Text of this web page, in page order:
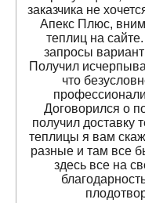
заказчика не
Апекс Плюс,
теплиц на
запросы
Получил
что
Договорился о
получил доставку
теплицы я вам
разные и там все
здесь все на